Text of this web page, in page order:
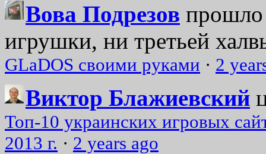
Вова Подрезов прошло
игрушки, ни третьей
GLaDOS своими руками · 2
Виктор Блажиевский
Топ-10 украинских игровых
2013 г. · 2 years ago